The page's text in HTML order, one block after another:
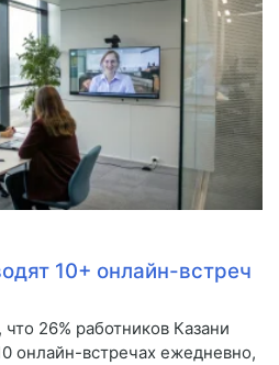
10+ онлайн-встреч
26% работников Казани
онлайн-встречах ежедневно,